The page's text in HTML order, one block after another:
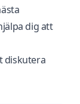
dig att
diskutera